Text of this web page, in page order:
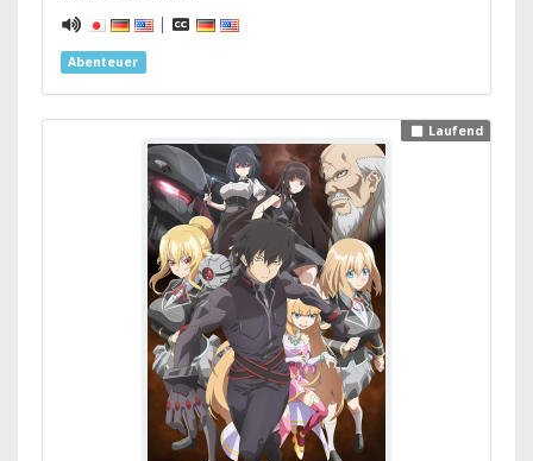
|
Abenteuer
Laufend